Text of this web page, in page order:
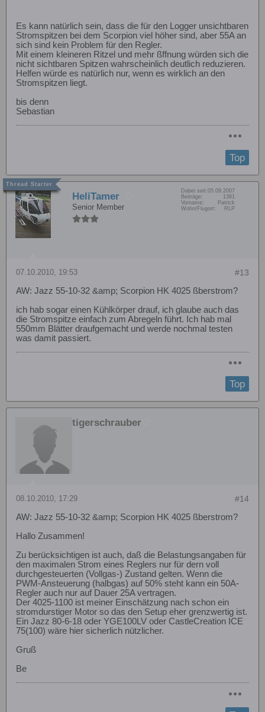
Es kann natürlich sein, dass die für den Logger unsichtbaren
Stromspitzen bei dem Scorpion viel höher sind, aber 55A an
sich sind kein Problem für den Regler.
Mit einem kleineren Ritzel und mehr ßffnung würden sich die
nicht sichtbaren Spitzen wahrscheinlich deutlich reduzieren.
Helfen würde es natürlich nur, wenn es wirklich an den
Stromspitzen liegt.
bis denn
Sebastian
Top
HeliTamer
Senior Member
Dabei seit:05.09.2007
Beiträge:
1361
Vorname:
Patrick
Wohn/Flugort:
RLP
#13
07.10.2010, 19:53
AW: Jazz 55-10-32 &amp; Scorpion HK 4025 ßberstrom?
ich hab sogar einen Kühlkörper drauf, ich glaube auch das
die Stromspitze einfach zum Abregeln führt. Ich hab mal
550mm Blätter draufgemacht und werde nochmal testen
was damit passiert.
Top
tigerschrauber
#14
08.10.2010, 17:29
AW: Jazz 55-10-32 &amp; Scorpion HK 4025 ßberstrom?
Hallo Zusammen!
Zu berücksichtigen ist auch, daß die Belastungsangaben für
den maximalen Strom eines Reglers nur für dern voll
durchgesteuerten (Vollgas-) Zustand gelten. Wenn die
PWM-Ansteuerung (halbgas) auf 50% steht kann ein 50A-
Regler auch nur auf Dauer 25A vertragen.
Der 4025-1100 ist meiner Einschätzung nach schon ein
stromdurstiger Motor so das den Setup eher grenzwertig ist.
Ein Jazz 80-6-18 oder YGE100LV oder CastleCreation ICE
75(100) wäre hier sicherlich nützlicher.
Gruß
Be